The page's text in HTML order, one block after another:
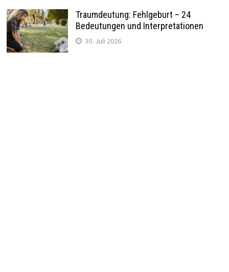
Traumdeutung: Fehlgeburt – 24
Bedeutungen und Interpretationen
30. Juli 2026